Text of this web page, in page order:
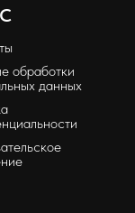
обработки
данных